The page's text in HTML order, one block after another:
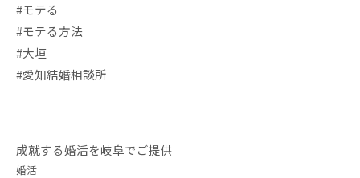
#モテる
#モテる方法
#大垣
#愛知結婚相談所
成就する婚活を岐阜でご提供
婚活